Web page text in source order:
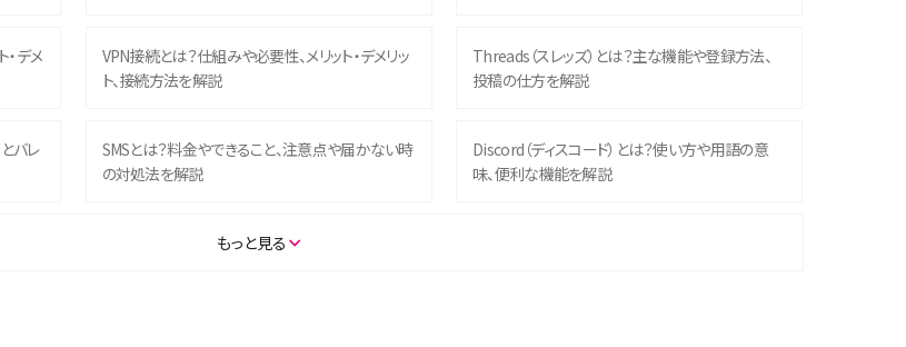
デメ
VPN接続とは？仕組みや必要性、メリット・デメリッ
ト、接続方法を解説
Threads（スレッズ）とは？主な機能や登録方法、
投稿の仕方を解説
バレ
SMSとは？料金やできること、注意点や届かない時
の対処法を解説
Discord（ディスコード）とは？使い方や用語の意
味、便利な機能を解説
iPhone 16eとiPhone 14を徹底比較！スペック・機
もっと見る